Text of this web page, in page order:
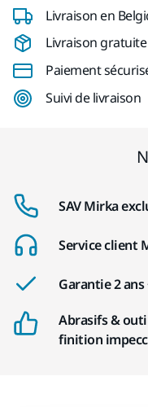
Livraison en
Livraison gratuite
Paiement
Suivi de livraison
SAV Mirka
Service client
Garantie 2
Abrasifs &
finition